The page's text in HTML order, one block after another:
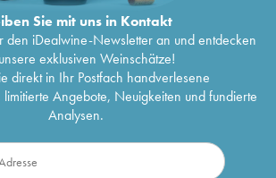
Sie mit uns in Kontakt
den iDealwine-Newsletter an und entdecken
exklusiven Weinschätze!
direkt in Ihr Postfach handverlesene
Angebote, Neuigkeiten und fundierte
Analysen.